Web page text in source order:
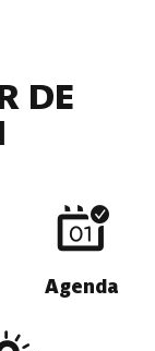
DE
Agenda